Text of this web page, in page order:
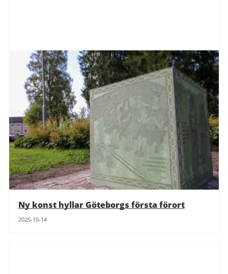
Ny konst hyllar Göteborgs första förort
2025-10-14